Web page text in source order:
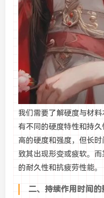
我们需要了解硬度与材
有不同的硬度特性和持
高的硬度和强度，但长
致其出现形变或疲软。
的耐久性和抗疲劳性能。
二、持续作用时间的